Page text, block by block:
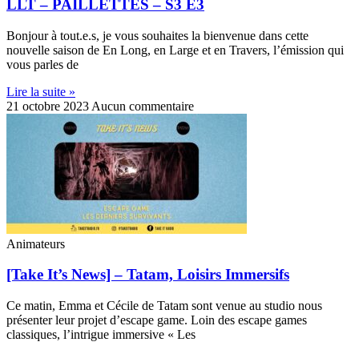
LLT – PAILLETTES – S3 E3
Bonjour à tout.e.s, je vous souhaites la bienvenue dans cette
nouvelle saison de En Long, en Large et en Travers, l’émission qui
vous parles de
Lire la suite »
21 octobre 2023 Aucun commentaire
Animateurs
[Take It’s News] – Tatam, Loisirs Immersifs
Ce matin, Emma et Cécile de Tatam sont venue au studio nous
présenter leur projet d’escape game. Loin des escape games
classiques, l’intrigue immersive « Les